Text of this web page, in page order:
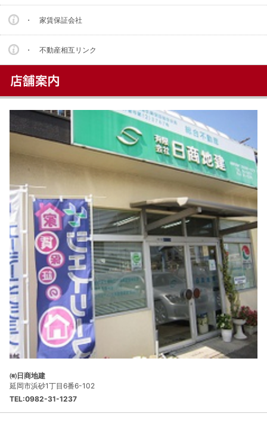
・ 家賃保証会社
・ 不動産相互リンク
㈲日商地建
延岡市浜砂1丁目6番6-102
TEL:0982-31-1237